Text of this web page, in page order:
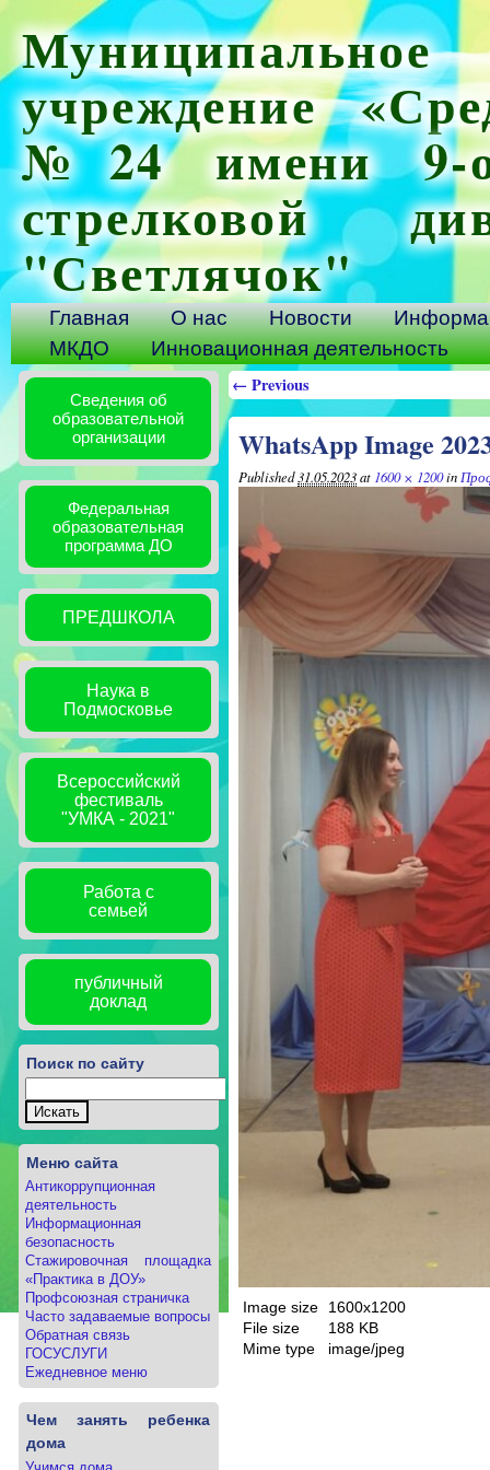
Муниципальное
учреждение
№24 имени 9-ой
стрелковой
"Светлячок"
Главная О нас Новости
МКДО
Инновационная деятельность
Сведения об
образовательной
организации
Федеральная
образовательная
программа ДО
ПРЕДШКОЛА
Наука в
Подмосковье
Всероссийский
фестиваль
"УМКА - 2021"
Работа с
семьей
публичный
доклад
Поиск по сайту
Меню сайта
Антикоррупционная
деятельность
Информационная
безопасность
Стажировочная площадка
«Практика в ДОУ»
Профсоюзная страничка
Часто задаваемые вопросы
Обратная связь
ГОСУСЛУГИ
Ежедневное меню
Чем занять ребенка
дома
← Previous
WhatsApp Image
Published31.05.2023at 1600 × 1200in
Image size
1600x1200
File size
188 KB
Mime type
image/jpeg